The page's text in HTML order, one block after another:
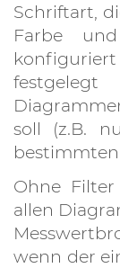
Schriftart,
Farbe
soll (z.B.
Ohne
allen
wenn der